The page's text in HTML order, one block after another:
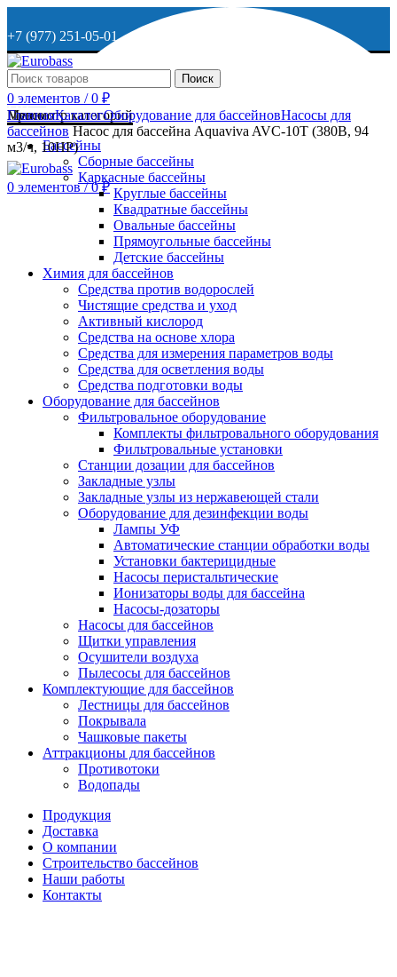
+7 (977) 251-05-01
+7 (929) 615-63-95
МО, г. Дмитров, ул. Веретенникова, д. 9
ОСТАВИТЬ ЗАЯВКУ
+7 (977) 251-05-01
Поиск
0 элементов / 0 ₽
Меню
0 элементов / 0₽
Просмотр категорий
Бассейны
Сборные бассейны
Каркасные бассейны
Круглые бассейны
Квадратные бассейны
Овальные бассейны
Прямоугольные бассейны
Детские бассейны
Химия для бассейнов
Средства против водорослей
Чистящие средства и уход
Активный кислород
Средства на основе хлора
Средства для измерения параметров воды
Средства для осветления воды
Средства подготовки воды
Оборудование для бассейнов
Фильтровальное оборудование
Комплекты фильтровального оборудования
Фильтровальные установки
Станции дозации для бассейнов
Закладные узлы
Закладные узлы из нержавеющей стали
Оборудование для дезинфекции воды
Лампы УФ
Автоматические станции обработки воды
Установки бактерицидные
Насосы перистальтические
Ионизаторы воды для бассейна
Насосы-дозаторы
Насосы для бассейнов
Щитки управления
Осушители воздуха
Пылесосы для бассейнов
Комплектующие для бассейнов
Лестницы для бассейнов
Покрывала
Чашковые пакеты
Аттракционы для бассейнов
Противотоки
Водопады
Продукция
Доставка
О компании
Строительство бассейнов
Наши работы
Контакты
ГлавнаяКаталогОборудование для бассейновНасосы для
бассейнов Насос для бассейна Aquaviva AVC-10T (380В, 94
м3/ч, 10HP)